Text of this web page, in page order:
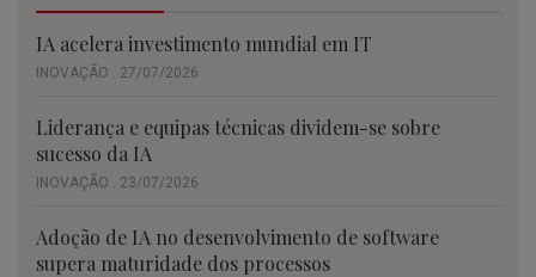
IA acelera investimento mundial em IT
INOVAÇÃO . 27/07/2026
Liderança e equipas técnicas dividem-se sobre
sucesso da IA
INOVAÇÃO . 23/07/2026
Adoção de IA no desenvolvimento de software
supera maturidade dos processos